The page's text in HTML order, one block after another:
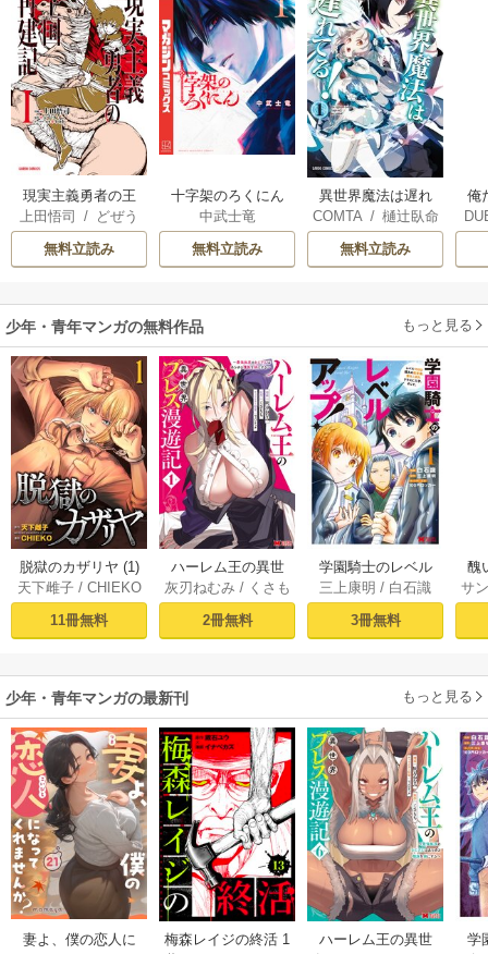
現実主義勇者の王
国再建記
上田悟司 / どぜう
/ 冬ゆき
無料立読み
十字架のろくにん
中武士竜
無料立読み
異世界魔法は遅れ
てる！
COMTA / 樋辻臥命
無料立読み
俺
少年・青年マンガの無料作品 もっと見る
脱獄のカザリヤ (1)
天下雌子/ CHIEKO
11冊無料
ハーレム王の異世
界プレス漫遊記 ～
最強無双のおじさ
んはあらゆる種族
ミック） 1巻
灰刃ねむみ / くさも
ち
2冊無料
学園騎士のレベル
アップ！レベル100
0超えの転生者、落
ちこぼれクラスに
（コミック） ： 1
三上康明 / 白石識
3冊無料
醜
同
サ
少年・青年マンガの最新刊 もっと見る
妻よ、僕の恋人に
梅森レイジの終活 1
ハーレム王の異世
学